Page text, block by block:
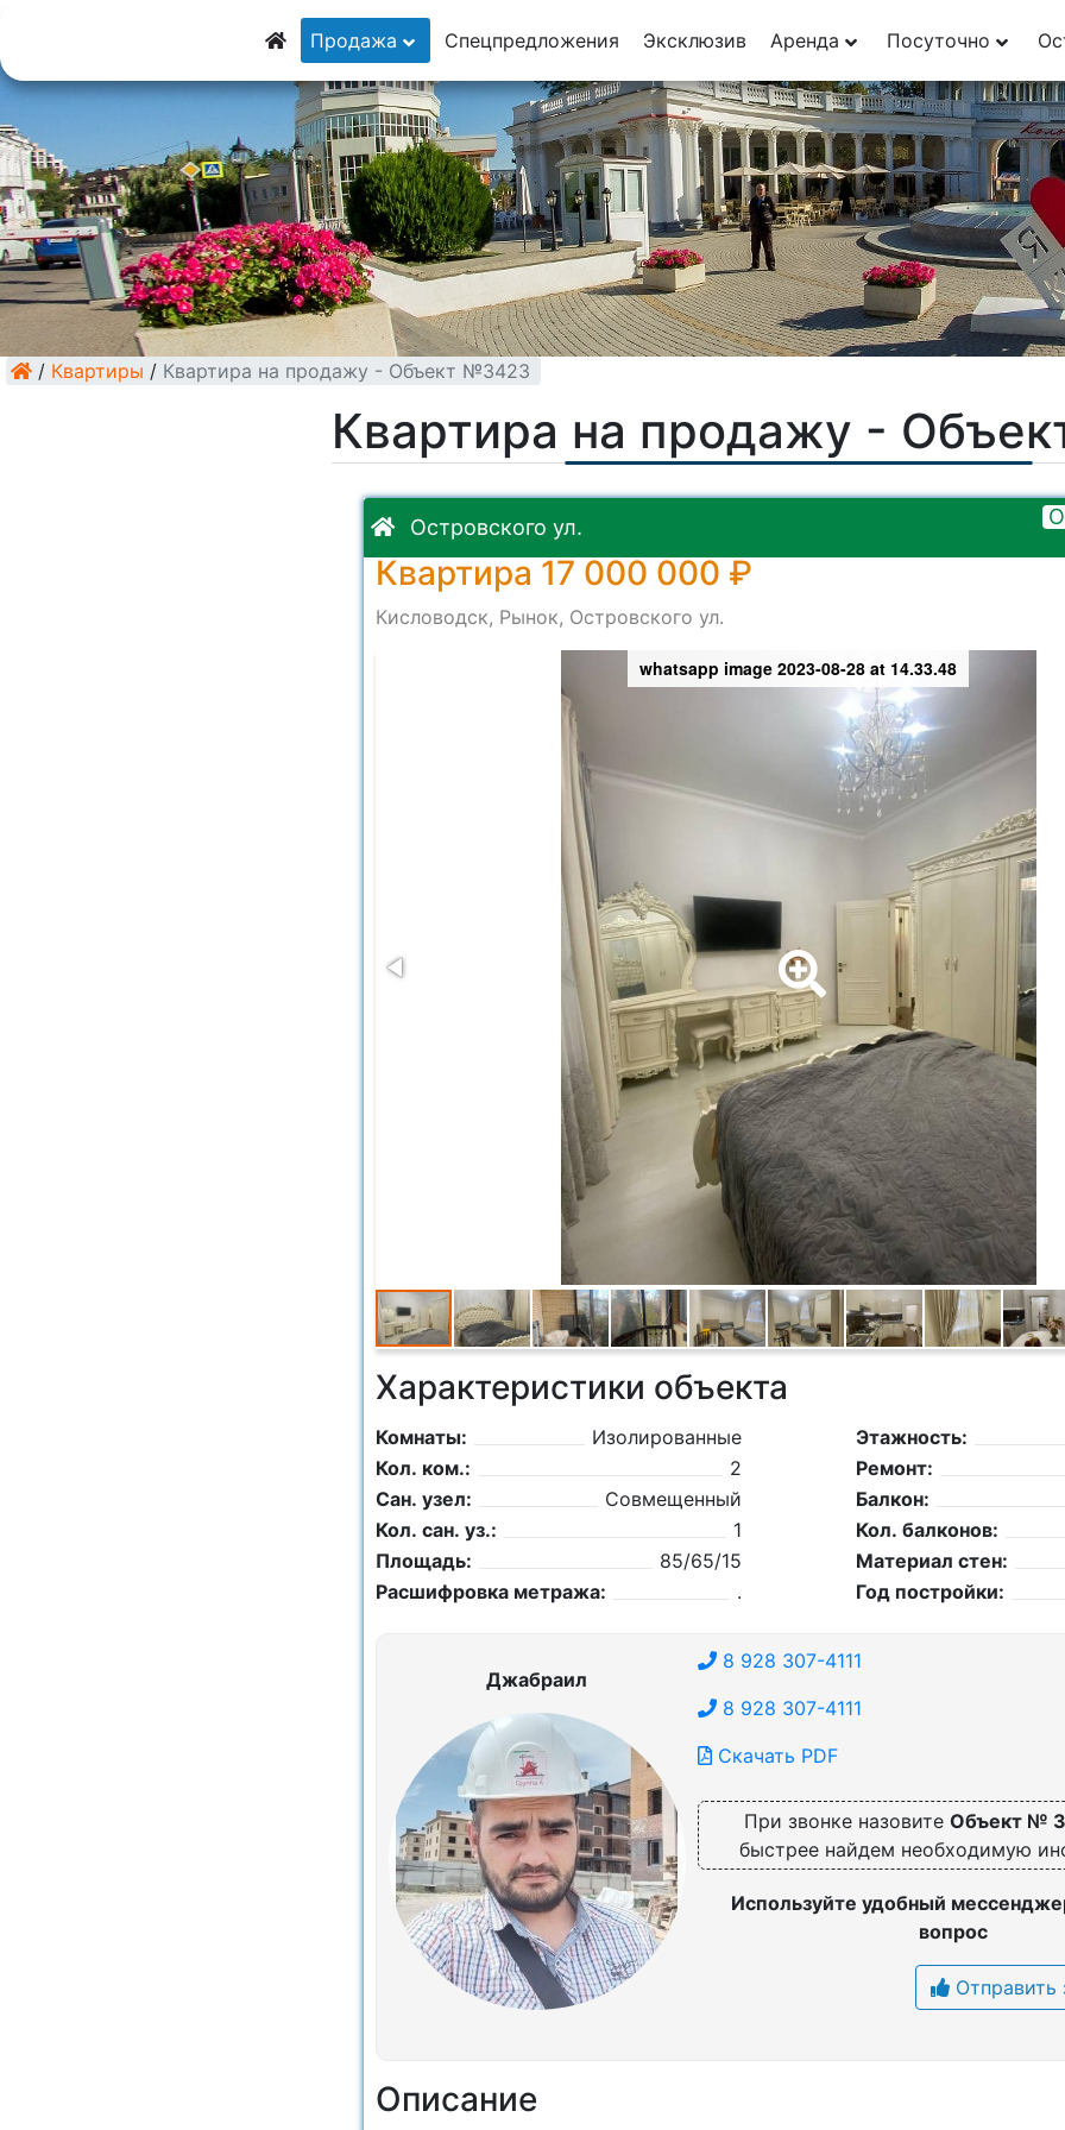
8 (928) 5555-929
8 (928) 3054-111
Продажа Спецпредложения Эксклюзив Аренда Посуточно
/ Квартиры / Квартира на продажу - Объект №3423
Квартира на продажу -
Островского ул.
Квартира 17 000 000 ₽
Кисловодск, Рынок, Островского ул.
whatsapp image 2023-08-28 at 14.33.48
Характеристики объекта
Комнаты:
Изолированные
Кол. ком.:
2
Сан. узел:
Совмещенный
Кол. сан. уз.:
1
Площадь:
85/65/15
Расшифровка метража:
.
Этажность:
Ремонт:
Балкон:
Кол. балконов:
Материал стен:
Год постройки:
Джабраил
8 928 307-4111
8 928 307-4111
Скачать PDF
При звонке назовитеОбъект №
быстрее найдем необходимую
Используйте удобный
вопрос
Отправить
Описание